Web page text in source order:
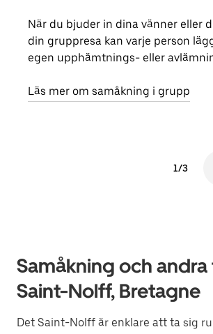
När du bjuder in dina vänner eller
din gruppresa kan varje person
egen upphämtnings- eller
Läs mer om samåkning i grupp
1/3
Samåkning och andra
Saint-Nolff, Bretagne
Det Saint-Nolff är enklare att ta sig